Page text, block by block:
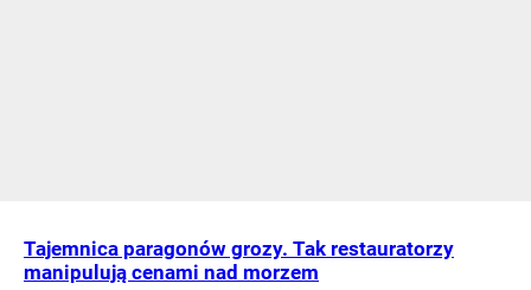
Tajemnica paragonów grozy. Tak restauratorzy
manipulują cenami nad morzem